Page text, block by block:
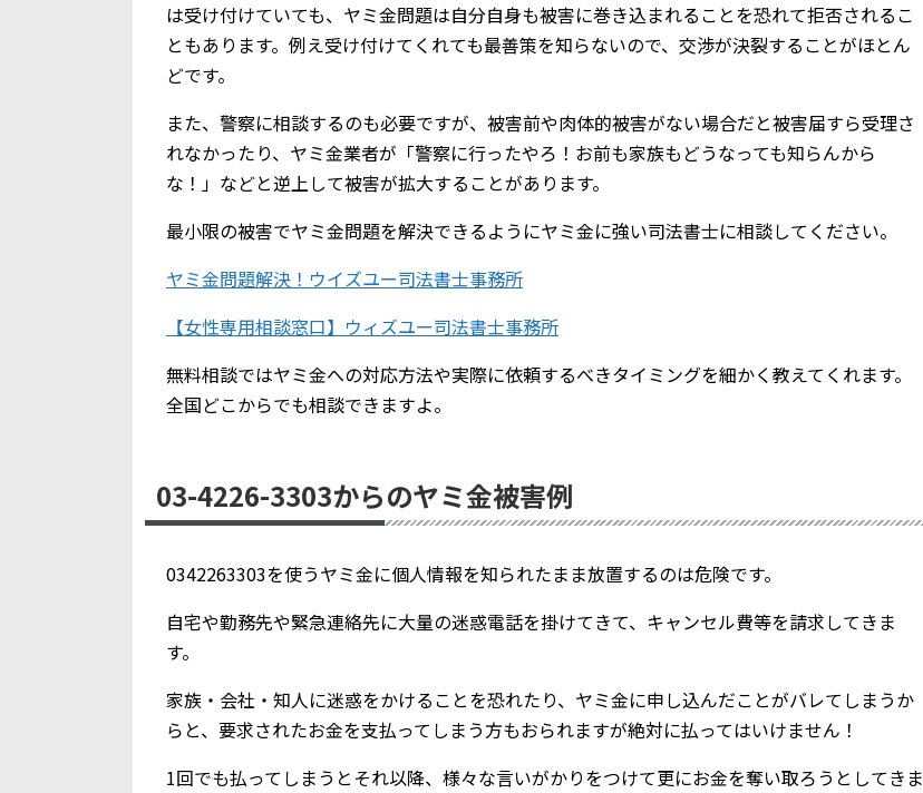
は受け付けていても、ヤミ金問題は自分自身も被害に巻き込まれることを恐れて拒否されるこ
ともあります。例え受け付けてくれても最善策を知らないので、交渉が決裂することがほとん
どです。
また、警察に相談するのも必要ですが、被害前や肉体的被害がない場合だと被害届すら受理さ
れなかったり、ヤミ金業者が「警察に行ったやろ！お前も家族もどうなっても知らんから
な！」などと逆上して被害が拡大することがあります。
最小限の被害でヤミ金問題を解決できるようにヤミ金に強い司法書士に相談してください。
ヤミ金問題解決！ウイズユー司法書士事務所
【女性専用相談窓口】ウィズユー司法書士事務所
無料相談ではヤミ金への対応方法や実際に依頼するべきタイミングを細かく教えてくれます。
全国どこからでも相談できますよ。
03-4226-3303からのヤミ金被害例
0342263303を使うヤミ金に個人情報を知られたまま放置するのは危険です。
自宅や勤務先や緊急連絡先に大量の迷惑電話を掛けてきて、キャンセル費等を請求してきま
す。
家族・会社・知人に迷惑をかけることを恐れたり、ヤミ金に申し込んだことがバレてしまうか
らと、要求されたお金を支払ってしまう方もおられますが絶対に払ってはいけません！
1回でも払ってしまうとそれ以降、様々な言いがかりをつけて更にお金を奪い取ろうとしてきま